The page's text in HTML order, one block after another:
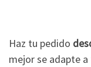
Haz tu pedido
mejor se adapte